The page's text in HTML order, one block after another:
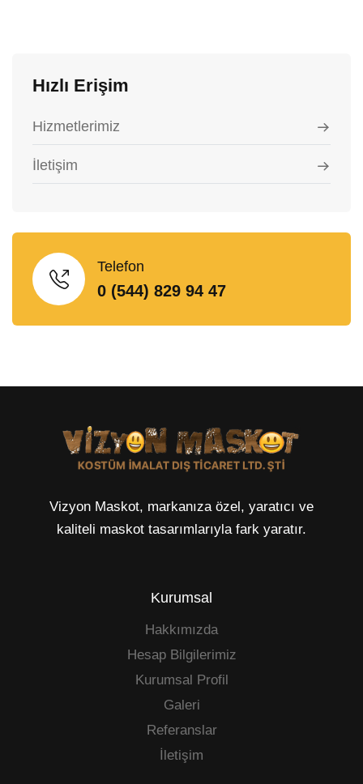
Hızlı Erişim
Hizmetlerimiz
İletişim
Telefon
0 (544) 829 94 47
Vizyon Maskot, markanıza özel, yaratıcı ve
kaliteli maskot tasarımlarıyla fark yaratır.
Kurumsal
Hakkımızda
Hesap Bilgilerimiz
Kurumsal Profil
Galeri
Referanslar
İletişim